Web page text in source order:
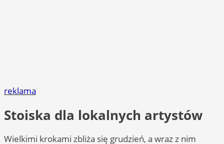
reklama
Stoiska dla lokalnych artystów
Wielkimi krokami zbliża się grudzień, a wraz z nim